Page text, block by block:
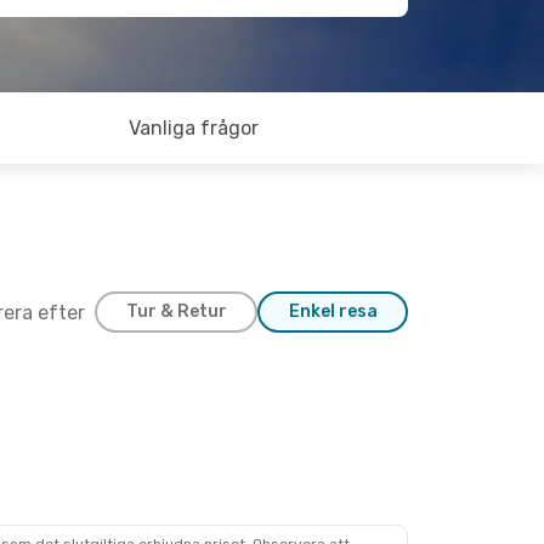
Vanliga frågor
efter Tur & Retur Enkel resa